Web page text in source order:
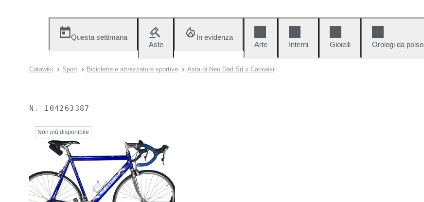
Questa settimana
Aste
In evidenza
Arte
Interni Gioielli Orologi da polso
Catawiki Sport Biciclette e attrezzature sportive Asta di Neo Dad Srl x Catawiki
N. 104263387
Non più disponibile